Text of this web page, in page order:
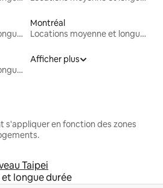
Locations moyenne et longue durée
Montréal
Locations moyenne et longue durée
Locations moyenne et longue durée
Afficher plus
s'appliquer en fonction des zones
Taipei
longue durée